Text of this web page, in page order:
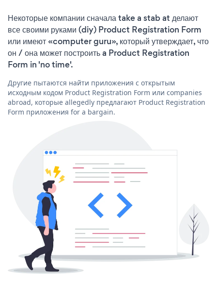
Некоторые компании сначала take a stab at делают
все своими руками (diy) Product Registration Form
или имеют «computer guru», который утверждает, что
он / она может построить a Product Registration
Form in 'no time'.
Другие пытаются найти приложения с открытым
исходным кодом Product Registration Form или companies
abroad, которые allegedly предлагают Product Registration
Form приложения for a bargain.